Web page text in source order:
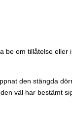
om tillåtelse
den stängda
väl har bestämt